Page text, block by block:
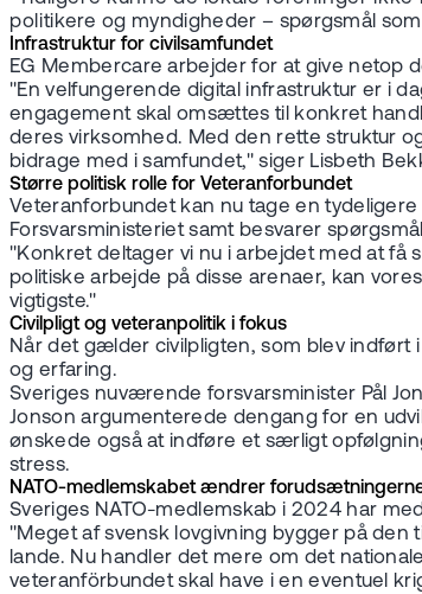
politikere og myndigheder – spørgsmål
Infrastruktur for civilsamfundet
EG Membercare arbejder for at give netop
"En velfungerende digital infrastruktur er i
engagement skal omsættes til konkret
deres virksomhed. Med den rette struktur
bidrage med i samfundet," siger Lisbeth
Større politisk rolle for Veteranforbundet
Veteranforbundet kan nu tage en
Forsvarsministeriet samt besvarer
"Konkret deltager vi nu i arbejdet med at få
politiske arbejde på disse arenaer, kan
vigtigste."
Civilpligt og veteranpolitik i fokus
Når det gælder civilpligten, som blev indført
og erfaring.
Sveriges nuværende forsvarsminister Pål
Jonson argumenterede dengang for en
ønskede også at indføre et særligt
stress.
NATO-medlemskabet ændrer
Sveriges NATO-medlemskab i 2024 har
"Meget af svensk lovgivning bygger på den
lande. Nu handler det mere om det
veteranförbundet skal have i en eventuel